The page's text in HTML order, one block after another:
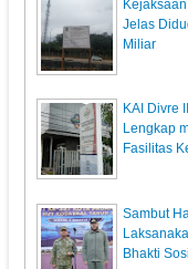
Jelas
Miliar
KAI Divre
Lengkap
Fasilitas
Sambut
Bhakti